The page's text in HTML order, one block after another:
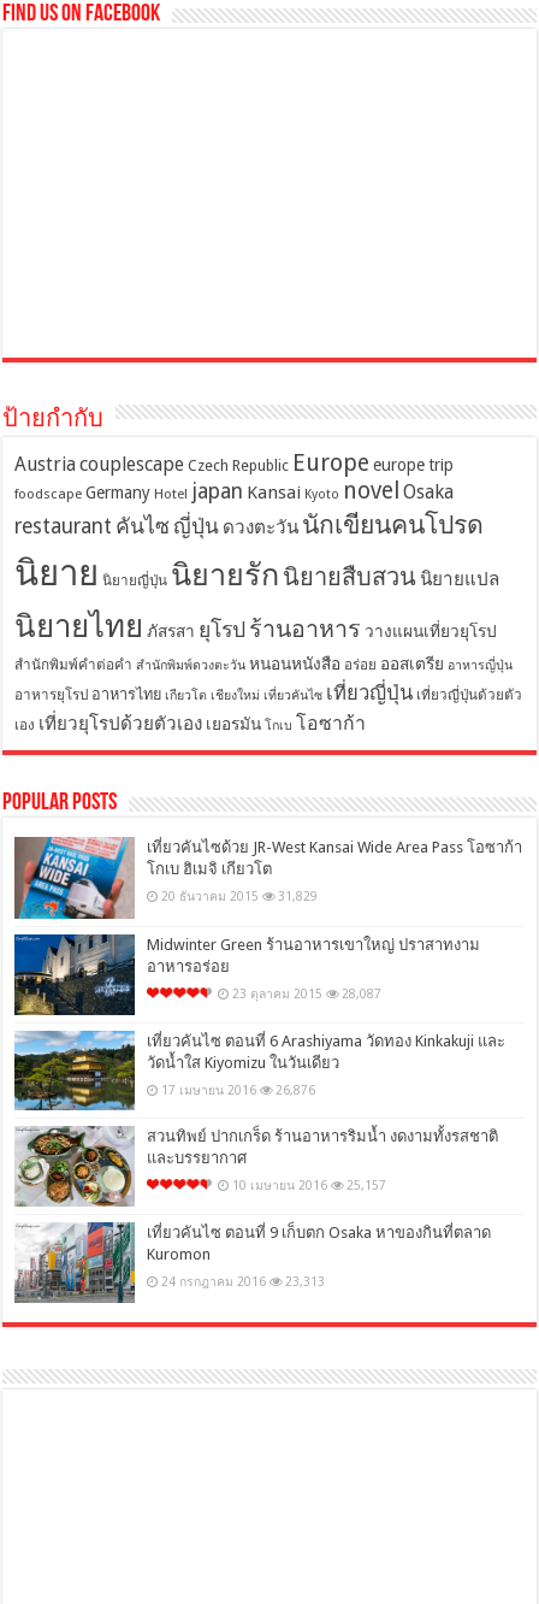
Find us on Facebook
ป้ายกำกับ
Austriacouplescape Czech Republic Europe europe trip
foodscape Germany Hotel japan Kansai Kyoto novel Osaka
restaurant คันไซ ญี่ปุ่น ดวงตะวัน นักเขียนคนโปรด
นิยาย นิยายญี่ปุ่น นิยายรัก นิยายสืบสวน นิยายแปล
นิยายไทย ภัสรสา ยุโรป ร้านอาหาร วางแผนเที่ยวยุโรป
สำนักพิมพ์คำต่อคำ สำนักพิมพ์ดวงตะวัน หนอนหนังสือ อร่อย ออสเตรีย อาหารญี่ปุ่น
อาหารยุโรป อาหารไทย เกียวโต เชียงใหม่ เที่ยวคันไซ เที่ยวญี่ปุ่น เที่ยวญี่ปุ่นด้วยตัว
เอง เที่ยวยุโรปด้วยตัวเอง เยอรมัน โกเบ โอซาก้า
Popular Posts
เที่ยวคันไซด้วย JR-West Kansai Wide Area Pass โอซาก้า
โกเบ ฮิเมจิ เกียวโต
20 ธันวาคม 2015 31,829
Midwinter Green ร้านอาหารเขาใหญ่ ปราสาทงาม
อาหารอร่อย
23 ตุลาคม 2015 28,087
เที่ยวคันไซ ตอนที่ 6 Arashiyama วัดทอง Kinkakuji และ
วัดน้ำใส Kiyomizu ในวันเดียว
17 เมษายน 2016 26,876
สวนทิพย์ ปากเกร็ด ร้านอาหารริมน้ำ งดงามทั้งรสชาติ
และบรรยากาศ
10 เมษายน 2016 25,157
เที่ยวคันไซ ตอนที่ 9 เก็บตก Osaka หาของกินที่ตลาด
Kuromon
24 กรกฎาคม 2016 23,313